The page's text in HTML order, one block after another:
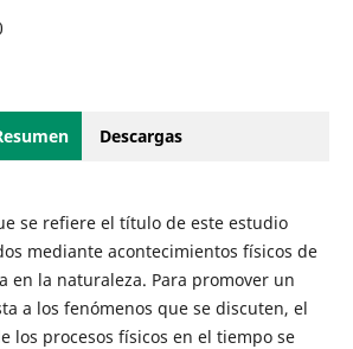
Descargas
se refiere el título de este estudio
mediante acontecimientos físicos de
en la naturaleza. Para promover un
a los fenómenos que se discuten, el
los procesos físicos en el tiempo se